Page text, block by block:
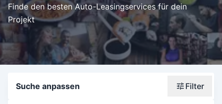
Finde den besten Auto-Leasingservices für dein
Projekt
Suche anpassen Filter
Wonach suchst du?